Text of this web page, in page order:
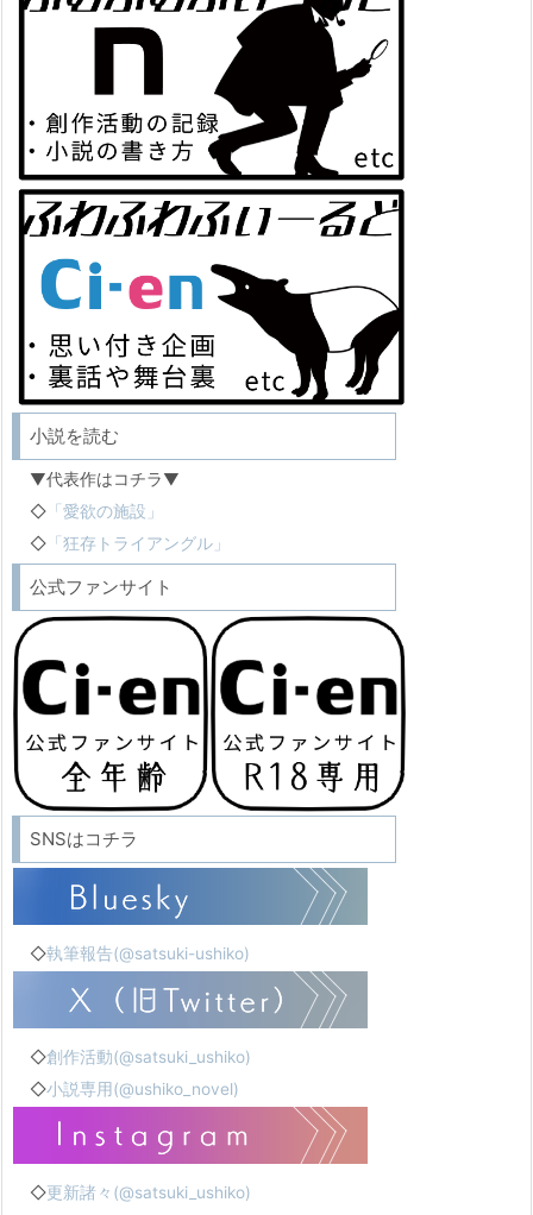
小説を読む
▼代表作はコチラ▼
◇ 「愛欲の施設」
◇ 「狂存トライアングル」
公式ファンサイト
SNSはコチラ
◇執筆報告(@satsuki-ushiko)
◇創作活動(@satsuki_ushiko)
◇小説専用(@ushiko_novel)
◇更新諸々(@satsuki_ushiko)